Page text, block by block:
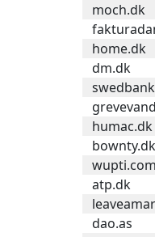
moch.dk
home.dk
dm.dk
humac.dk
bownty.dk
wupti.com
atp.dk
dao.as